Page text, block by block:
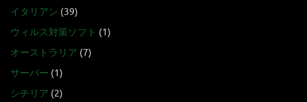
イタリアン (39)
ウィルス対策ソフト (1)
オーストラリア (7)
サーバー (1)
シチリア (2)